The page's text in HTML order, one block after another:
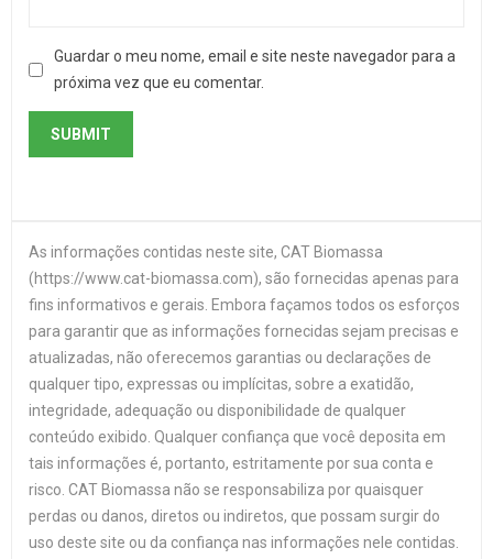
Guardar o meu nome, email e site neste navegador para a
próxima vez que eu comentar.
As informações contidas neste site, CAT Biomassa
(https://www.cat-biomassa.com), são fornecidas apenas para
fins informativos e gerais. Embora façamos todos os esforços
para garantir que as informações fornecidas sejam precisas e
atualizadas, não oferecemos garantias ou declarações de
qualquer tipo, expressas ou implícitas, sobre a exatidão,
integridade, adequação ou disponibilidade de qualquer
conteúdo exibido. Qualquer confiança que você deposita em
tais informações é, portanto, estritamente por sua conta e
risco. CAT Biomassa não se responsabiliza por quaisquer
perdas ou danos, diretos ou indiretos, que possam surgir do
uso deste site ou da confiança nas informações nele contidas.